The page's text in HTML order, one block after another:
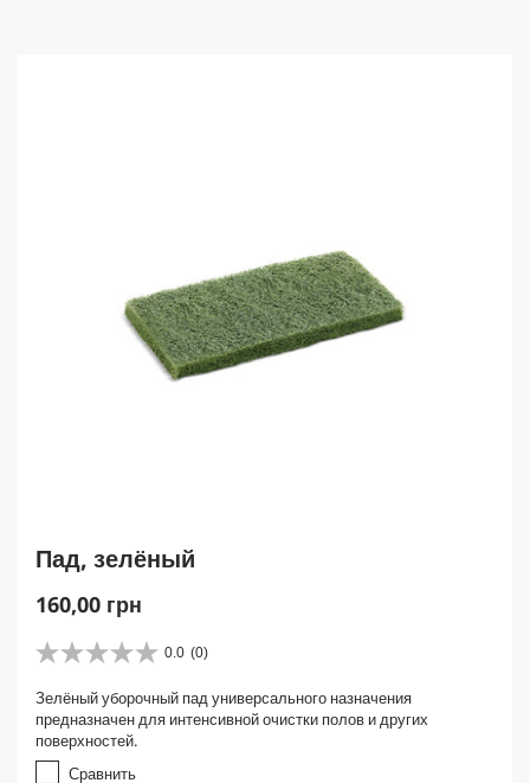
Пад, зелёный
C
r
e
n
t
160,00 грн
0.0 (0)
0
0
и
з
Зелёный уборочный пад универсального назначения
предназначен для интенсивной очистки полов и других
поверхностей.
Сравнить